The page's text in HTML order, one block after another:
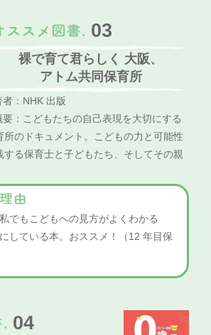
03
裸で育て君らしく 大阪、
アトム共同保育所
者：NHK 出版
要：こどもたちの自己表現を大切にする
所のドキュメント。こどもの力と可能性
する保育士と子どもたち、そしてその親
でもこどもへの見方がよくわかる
している本。おススメ！（12 年目保
04